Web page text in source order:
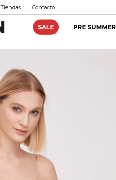
SALE PRE SUMMER
Tiendas Contacto